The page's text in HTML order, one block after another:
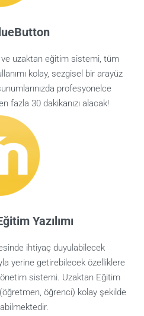
uzaktan eğitim sistemi, tüm
kolay, sezgisel bir arayüz
profesyonelce
fazla 30 dakikanızı alacak!
Yazılımı
ihtiyaç duyulabilecek
yerine getirebilecek özelliklere
sistemi. Uzaktan Eğitim
(öğretmen, öğrenci) kolay şekilde